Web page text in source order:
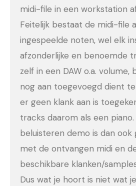
midi-file in een workstation
Feitelijk bestaat de midi-file
ingespeelde noten, wel elk
afzonderlijke en benoemde
zelf in een DAW o.a. volume,
nog aan toegevoegd dient
er geen klank aan is
tracks daarom als een
beluisteren demo is dan
met de ontvangen midi en
beschikbare klanken/
Dus wat je hoort is niet wat